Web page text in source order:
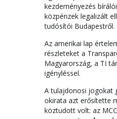
kezdeményezés
közpénzek legalizált
tudósítói Budapestről.
Az amerikai lap
részleteket a
Magyarország, a TI
igényléssel.
A tulajdonosi jogokat
okirata azt erősítette
köztudott volt: az